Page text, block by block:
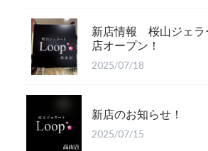
新店情報 桜山ジェラ
店オープン！
2025/07/18
新店のお知らせ！
2025/07/15